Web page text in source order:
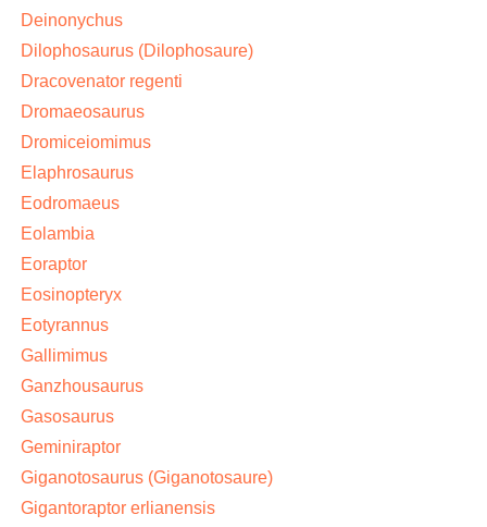
Deinonychus
Dilophosaurus (Dilophosaure)
Dracovenator regenti
Dromaeosaurus
Dromiceiomimus
Elaphrosaurus
Eodromaeus
Eolambia
Eoraptor
Eosinopteryx
Eotyrannus
Gallimimus
Ganzhousaurus
Gasosaurus
Geminiraptor
Giganotosaurus (Giganotosaure)
Gigantoraptor erlianensis